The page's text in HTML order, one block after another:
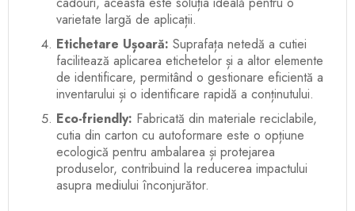
varietate largă de aplicații.
Etichetare Ușoară: Suprafața netedă a cutiei
facilitează aplicarea etichetelor și a altor elemente
de identificare, permitând o gestionare eficientă a
inventarului și o identificare rapidă a conținutului.
Eco-friendly: Fabricată din materiale reciclabile,
cutia din carton cu autoformare este o opțiune
ecologică pentru ambalarea și protejarea
produselor, contribuind la reducerea impactului
asupra mediului înconjurător.